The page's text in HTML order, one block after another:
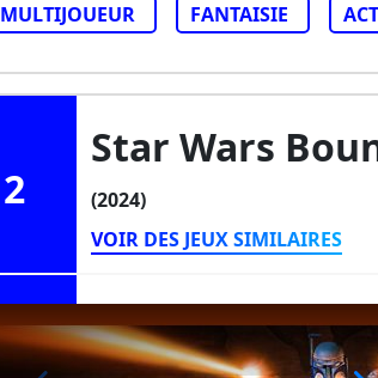
MULTIJOUEUR
FANTAISIE
2
Star Wars
(2024)
VOIR DES JEUX SIMILAIRES